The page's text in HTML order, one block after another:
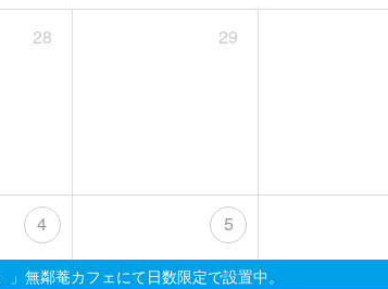
28 29
」無鄰菴カフェにて日数限定で設置中。
4 5